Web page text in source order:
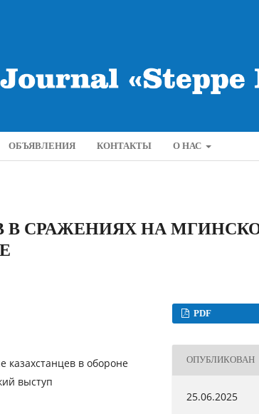
ОБЪЯВЛЕНИЯ КОНТАКТЫ О НАС
В СРАЖЕНИЯХ НА
казахстанцев в обороне
выступ
PDF
ОПУБЛИКОВАН
25.06.2025